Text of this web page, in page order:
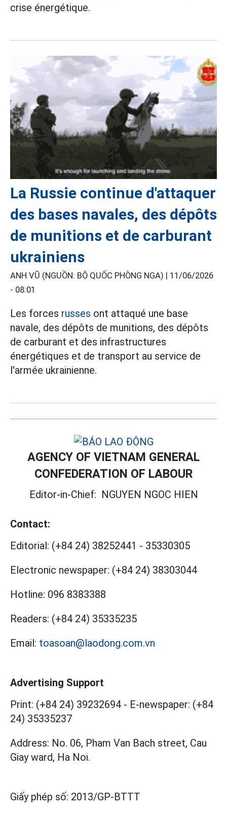
crise énergétique.
La Russie continue d'attaquer
des bases navales, des dépôts
de munitions et de carburant
ukrainiens
ANH VŨ (NGUỒN: BỘ QUỐC PHÒNG NGA) | 11/06/2026
- 08:01
Les forces russes ont attaqué une base
navale, des dépôts de munitions, des dépôts
de carburant et des infrastructures
énergétiques et de transport au service de
l'armée ukrainienne.
AGENCY OF VIETNAM GENERAL
CONFEDERATION OF LABOUR
Editor-in-Chief: NGUYEN NGOC HIEN
Contact:
Editorial: (+84 24) 38252441 - 35330305
Electronic newspaper: (+84 24) 38303044
Hotline: 096 8383388
Readers: (+84 24) 35335235
Email: toasoan@laodong.com.vn
Advertising Support
Print: (+84 24) 39232694 - E-newspaper: (+84
24) 35335237
Address: No. 06, Pham Van Bach street, Cau
Giay ward, Ha Noi.
Giấy phép số: 2013/GP-BTTT